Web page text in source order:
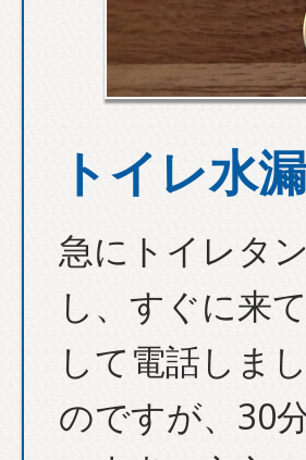
トイレ水
急にトイレタ
し、すぐに来
して電話しま
のですが、30